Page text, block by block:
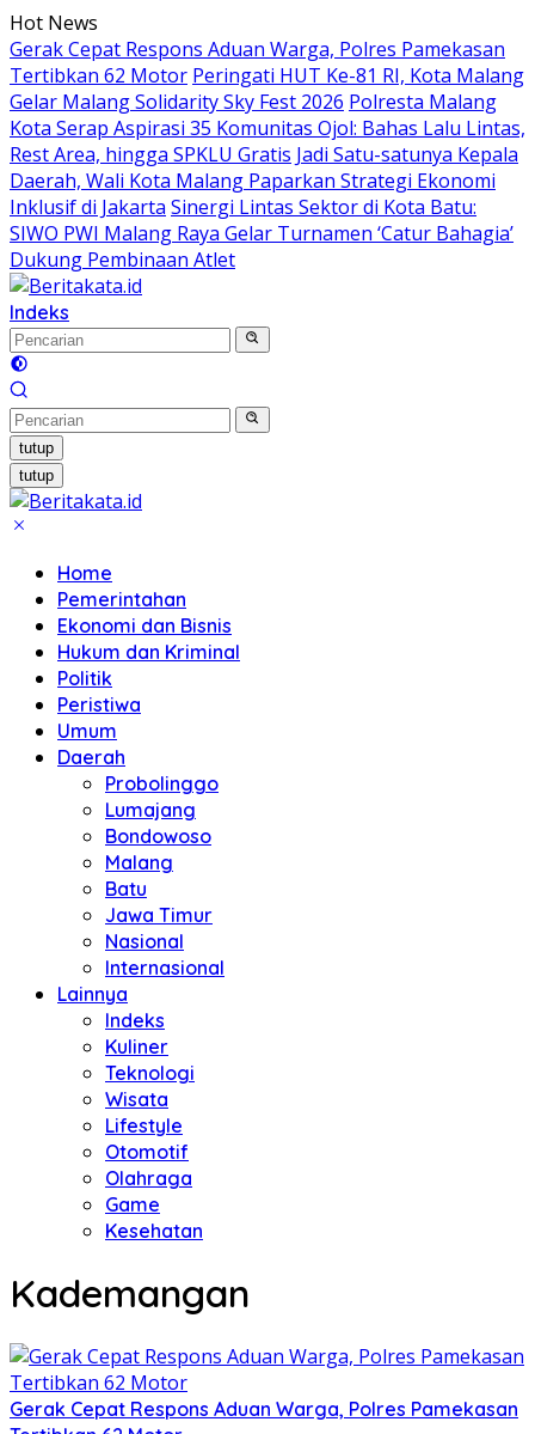
Langsung
ke
konten
Hot News
Gerak Cepat Respons Aduan Warga, Polres Pamekasan
Tertibkan 62 Motor Peringati HUT Ke-81 RI, Kota Malang
Gelar Malang Solidarity Sky Fest 2026 Polresta Malang
Kota Serap Aspirasi 35 Komunitas Ojol: Bahas Lalu Lintas,
Rest Area, hingga SPKLU Gratis Jadi Satu-satunya Kepala
Daerah, Wali Kota Malang Paparkan Strategi Ekonomi
Inklusif di Jakarta Sinergi Lintas Sektor di Kota Batu:
SIWO PWI Malang Raya Gelar Turnamen ‘Catur Bahagia’
Dukung Pembinaan Atlet
Indeks
tutup
tutup
Home
Pemerintahan
Ekonomi dan Bisnis
Hukum dan Kriminal
Politik
Peristiwa
Umum
Daerah
Probolinggo
Lumajang
Bondowoso
Malang
Batu
Jawa Timur
Nasional
Internasional
Lainnya
Indeks
Kuliner
Teknologi
Wisata
Lifestyle
Otomotif
Olahraga
Game
Kesehatan
Kademangan
Gerak Cepat Respons Aduan Warga, Polres Pamekasan